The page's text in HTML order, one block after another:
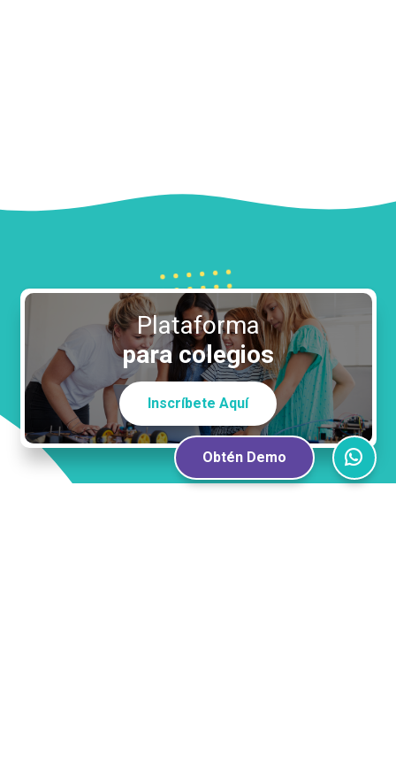
Plataforma
para colegios
Inscríbete Aquí
Obtén Demo